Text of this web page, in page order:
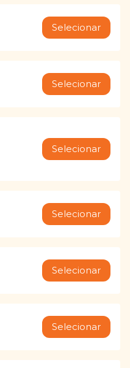
Selecionar
Selecionar
Selecionar
Selecionar
Selecionar
Selecionar